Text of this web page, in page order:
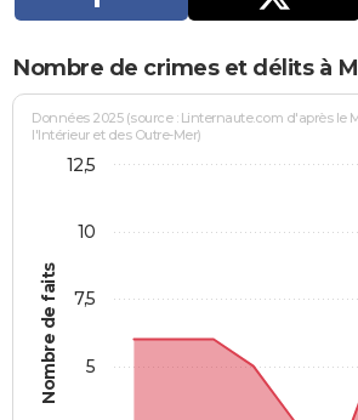
FORUM
Bricolage
Lifestyle
Culture
Sport
Auto
Television
Voyage
Cinema
Nombre de crimes et délits à
Nombre de faits
Données 2025 (source : Linternaute.com d'après le
l'Intérieur et des Outre-Mer)
5
7,5
10
12,5